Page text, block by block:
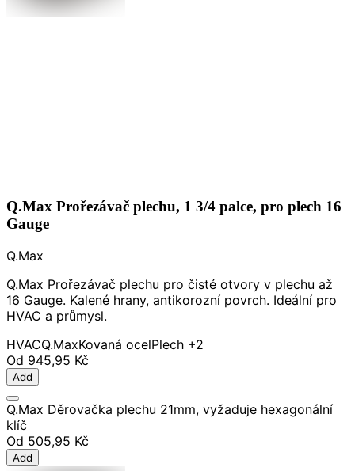
Q.Max Prořezávač plechu, 1 3/4 palce, pro plech 16
Gauge
Q.Max
Q.Max Prořezávač plechu pro čisté otvory v plechu až
16 Gauge. Kalené hrany, antikorozní povrch. Ideální pro
HVAC a průmysl.
HVACQ.MaxKovaná ocelPlech +2
Od 945,95 Kč
Add
Q.Max Děrovačka plechu 21mm, vyžaduje hexagonální
klíč
Od 505,95 Kč
Add